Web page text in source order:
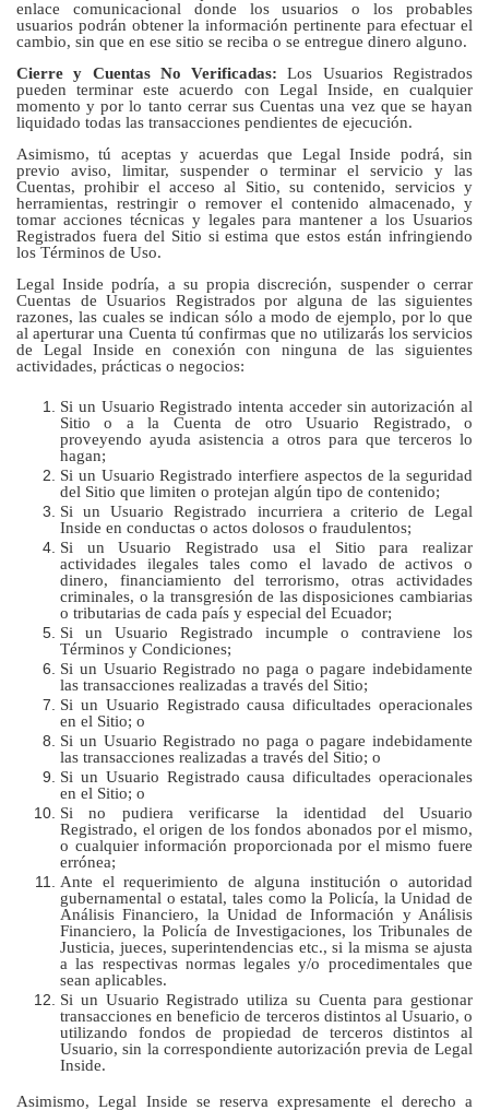
enlace comunicacional donde los usuarios o los probables
usuarios podrán obtener la información pertinente para efectuar el
cambio, sin que en ese sitio se reciba o se entregue dinero alguno.
Cierre y Cuentas No Verificadas:Los Usuarios Registrados
pueden terminar este acuerdo con Legal Inside, en cualquier
momento y por lo tanto cerrar sus Cuentas una vez que se hayan
liquidado todas las transacciones pendientes de ejecución.
Asimismo, tú aceptas y acuerdas que Legal Inside podrá, sin
previo aviso, limitar, suspender o terminar el servicio y las
Cuentas, prohibir el acceso al Sitio, su contenido, servicios y
herramientas, restringir o remover el contenido almacenado, y
tomar acciones técnicas y legales para mantener a los Usuarios
Registrados fuera del Sitio si estima que estos están infringiendo
los Términos de Uso.
Legal Inside podría, a su propia discreción, suspender o cerrar
Cuentas de Usuarios Registrados por alguna de las siguientes
razones, las cuales se indican sólo a modo de ejemplo, por lo que
al aperturar una Cuenta tú confirmas que no utilizarás los servicios
de Legal Inside en conexión con ninguna de las siguientes
actividades, prácticas o negocios:
Si un Usuario Registrado intenta acceder sin autorización al
Sitio o a la Cuenta de otro Usuario Registrado, o
proveyendo ayuda asistencia a otros para que terceros lo
hagan;
Si un Usuario Registrado interfiere aspectos de la seguridad
del Sitio que limiten o protejan algún tipo de contenido;
Si un Usuario Registrado incurriera a criterio de Legal
Inside en conductas o actos dolosos o fraudulentos;
Si un Usuario Registrado usa el Sitio para realizar
actividades ilegales tales como el lavado de activos o
dinero, financiamiento del terrorismo, otras actividades
criminales, o la transgresión de las disposiciones cambiarias
o tributarias de cada país y especial del Ecuador;
Si un Usuario Registrado incumple o contraviene los
Términos y Condiciones;
Si un Usuario Registrado no paga o pagare indebidamente
las transacciones realizadas a través del Sitio;
Si un Usuario Registrado causa dificultades operacionales
en el Sitio; o
Si un Usuario Registrado no paga o pagare indebidamente
las transacciones realizadas a través del Sitio; o
Si un Usuario Registrado causa dificultades operacionales
en el Sitio; o
Si no pudiera verificarse la identidad del Usuario
Registrado, el origen de los fondos abonados por el mismo,
o cualquier información proporcionada por el mismo fuere
errónea;
Ante el requerimiento de alguna institución o autoridad
gubernamental o estatal, tales como la Policía, la Unidad de
Análisis Financiero, la Unidad de Información y Análisis
Financiero, la Policía de Investigaciones, los Tribunales de
Justicia, jueces, superintendencias etc., si la misma se ajusta
a las respectivas normas legales y/o procedimentales que
sean aplicables.
Si un Usuario Registrado utiliza su Cuenta para gestionar
transacciones en beneficio de terceros distintos al Usuario, o
utilizando fondos de propiedad de terceros distintos al
Usuario, sin la correspondiente autorización previa de Legal
Inside.
Asimismo, Legal Inside se reserva expresamente el derecho a